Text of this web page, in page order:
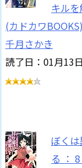
キル
(カドカワBOOKS)
千月さかき
読了日：01月13日
ぼく
る ：